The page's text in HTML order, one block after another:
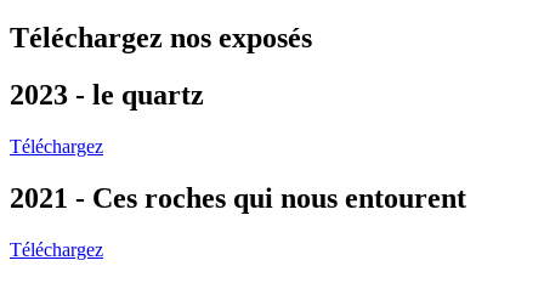
Téléchargez nos exposés
2023 - le quartz
Téléchargez
2021 - Ces roches qui nous entourent
Téléchargez